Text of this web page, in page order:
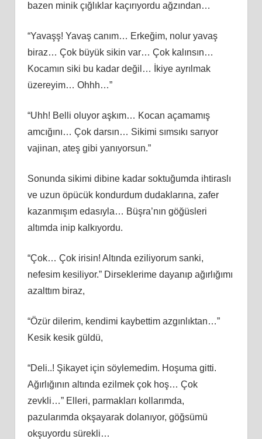
bazen minik çığlıklar kaçırıyordu ağzından…
“Yavaşş! Yavaş canım… Erkeğim, nolur yavaş
biraz… Çok büyük sikin var… Çok kalınsın…
Kocamın siki bu kadar değil… İkiye ayrılmak
üzereyim… Ohhh…”
“Uhh! Belli oluyor aşkım… Kocan açamamış
amcığını… Çok darsın… Sikimi sımsıkı sarıyor
vajinan, ateş gibi yanıyorsun.”
Sonunda sikimi dibine kadar soktuğumda ihtiraslı
ve uzun öpücük kondurdum dudaklarına, zafer
kazanmışım edasıyla… Büşra’nın göğüsleri
altımda inip kalkıyordu.
“Çok… Çok irisin! Altında eziliyorum sanki,
nefesim kesiliyor.” Dirseklerime dayanıp ağırlığımı
azalttım biraz,
“Özür dilerim, kendimi kaybettim azgınlıktan…”
Kesik kesik güldü,
“Deli..! Şikayet için söylemedim. Hoşuma gitti.
Ağırlığının altında ezilmek çok hoş… Çok
zevkli…” Elleri, parmakları kollarımda,
pazularımda okşayarak dolanıyor, göğsümü
okşuyordu sürekli…